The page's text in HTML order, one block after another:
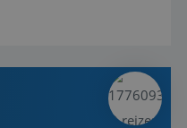
en wat er in de
droomreis te